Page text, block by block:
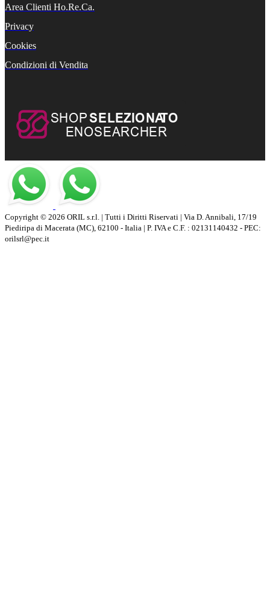
Area Clienti Ho.Re.Ca.
Privacy
Cookies
Condizioni di Vendita
Copyright © 2026 ORIL s.r.l. | Tutti i Diritti Riservati | Via D. Annibali, 17/19
Piediripa di Macerata (MC), 62100 - Italia | P. IVA e C.F. : 02131140432 - PEC:
orilsrl@pec.it